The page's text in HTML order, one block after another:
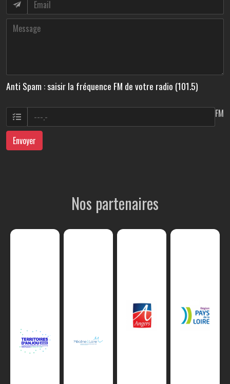
Anti Spam : saisir la fréquence FM de votre radio (101.5)
FM
Envoyer
Nos partenaires